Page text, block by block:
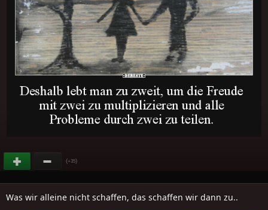
(+35)
Was wir alleine nicht schaffen, das schaffen wir dann zu..